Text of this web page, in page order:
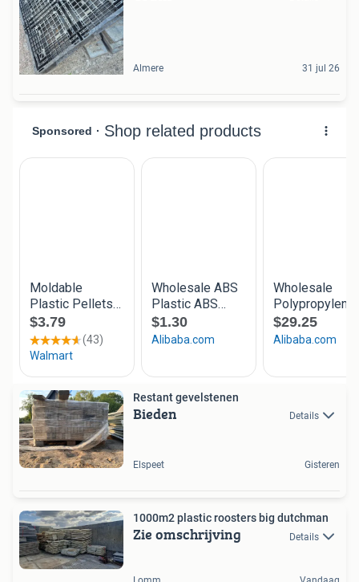
Almere 31 jul 26
Restant gevelstenen
Bieden Details
Elspeet Gisteren
1000m2 plastic roosters big dutchman
Zie omschrijving Details